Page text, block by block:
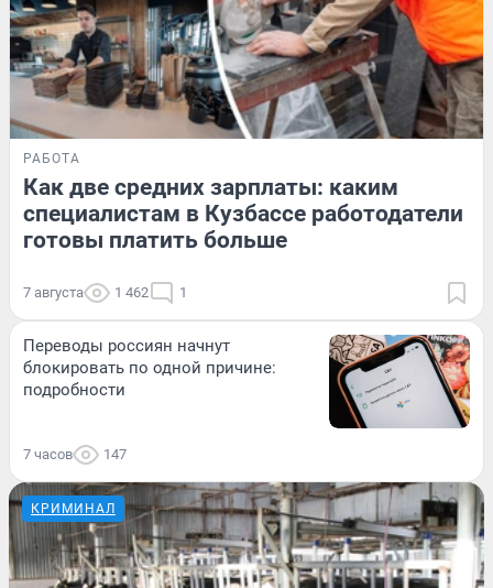
РАБОТА
Как две средних зарплаты: каким
специалистам в Кузбассе работодатели
готовы платить больше
7 августа 1 462 1
Переводы россиян начнут
блокировать по одной причине:
подробности
7 часов 147
КРИМИНАЛ